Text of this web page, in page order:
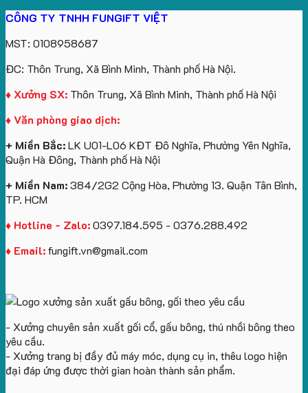
Công
Ty
Lữ
lớn
logo
Trung
số
lượng
lớn
theo
cầu
bông
giấy
in
logo
CÔNG TY TNHH FUNGIFT VIỆT
MST: 0108958687
ĐC: Thôn Trung, Xã Bình Minh, Thành phố Hà Nội.
♦ Xưởng SX: Thôn Trung, Xã Bình Minh, Thành phố Hà Nội
♦ Văn phòng giao dịch:
+ Miền Bắc:LK U01-L06 KĐT Đô Nghĩa, Phường Yên Nghĩa,
Quận Hà Đông, Thành phố Hà Nội
+ Miền Nam:384/2G2 Cộng Hòa, Phường 13. Quận Tân Bình,
TP. HCM
♦ Hotline - Zalo:0397.184.595 - 0376.288.492
♦ Email:fungift.vn@gmail.com
- Xưởng chuyên sản xuất gối cổ, gấu bông, thú nhồi bông theo
yêu cầu.
- Xưởng trang bị đầy đủ máy móc, dụng cụ in, thêu logo hiện
đại đáp ứng được thời gian hoàn thành sản phẩm.